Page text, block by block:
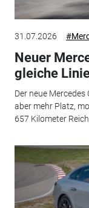
31.07.2026
Neuer
gleiche
Der neue
aber mehr Platz,
657 Kilometer